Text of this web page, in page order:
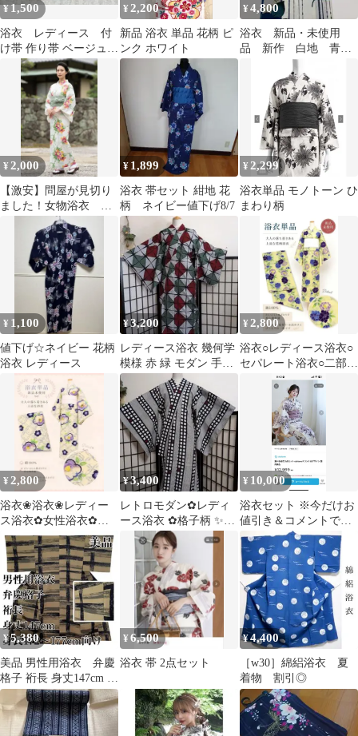
¥1,500
浴衣 レディース 付
け帯 作り帯 ベージュ
和装 浴衣
¥ 2,200
新品 浴衣 単品 花柄 ピ
ンク ホワイト
¥4,800
浴衣 新品・未使用
品 新作 白地 青
椿 ポップ 縞柄 花
柄 ゆかた 21
¥ 2,000
【激安】問屋が見切り
ました！女物浴衣
¥ 1,899
浴衣 帯セット 紺地 花
柄 ネイビー値下げ8/7
¥ 2,299
浴衣単品 モノトーン ひ
まわり柄
¥ 1,100
値下げ☆ネイビー 花柄
浴衣 レディース
¥3,200
レディース浴衣 幾何学
模様 赤 緑 モダン 手縫
い仕立て 丈156 裄63
¥ 2,800
浴衣○レディース浴衣○
セパレート浴衣○二部式
浴衣○女性浴衣○着物○
兵児帯○新品
¥ 2,800
浴衣❀浴衣❀レディー
ス浴衣✿女性浴衣✿浴
衣のみ✿夏祭り❀花火
大会❀夕涼み
¥3,400
レトロモダン✿レディ
ース浴衣 ✿格子柄 ✨
粋 手縫い丈 152 裄
¥ 10,000
浴衣セット ※今だけお
値引き＆コメントで送
料込みに
¥5,380
美品 男性用浴衣 弁慶
格子 裄長 身丈147cm メ
ンズ浴衣 夏祭り
¥6,500
浴衣 帯 2点セット
¥4,400
［w30］綿絽浴衣 夏
着物 割引◎